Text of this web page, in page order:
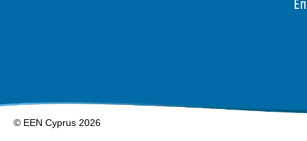
© EEN Cyprus 2026